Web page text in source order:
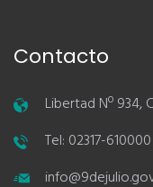
Contacto
Libertad Nº 934,
Tel: 02317-